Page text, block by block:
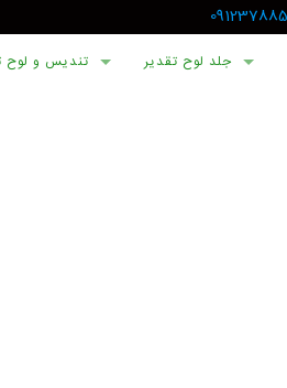
جلد لوح تقدیر تندیس و لوح